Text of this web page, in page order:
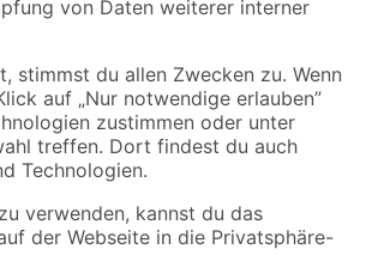
Dieser Korb für den Gepäckträger von Fischer
montiert - und das ganz ohne Werkzeug dank
ausreichend Platz und Sicherheit für Deine